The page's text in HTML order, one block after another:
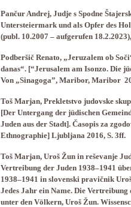
Pančur Andrej, Judje s Spodne
Untersteiermark und als Opfer des
(publ. 10.2007 – aufgerufen 18.2.2023),
Podberšič Renato, „Jeruzalem ob
danas“. [“Jerusalem am Isonzo. Die
Von „Sinagoga”, Maribor, Maribor
Toš Marjan, Prekletstvo judovske
[Der Untergang der jüdischen
Juden aus der Stadt]. Časopis za
Ethnographie] Ljubljana 2016, S. 3ff.
Toš Marjan, Uroš Žun in reševanje
Vertreibung der Juden 1938–1941
1938–1941 in slovenski pravičnik
Jedes Jahr ein Name. Die
unter den Völkern, Uroš Žun.